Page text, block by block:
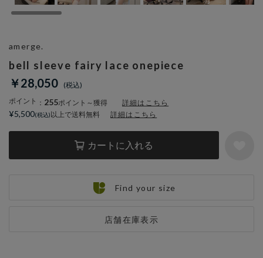
bell sleeve fairy lace onepiece
￥28,050
ポイント ： 255ポイント～獲得 詳細はこちら
カートに入れる
店舗在庫表示
amerge.
¥5,500 以上で送料無料 詳細はこちら
Find your size